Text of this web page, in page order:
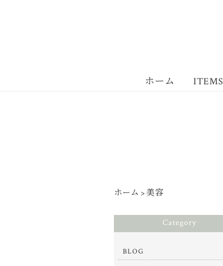
ホーム ITEMS
ホーム >美容
Category
BLOG